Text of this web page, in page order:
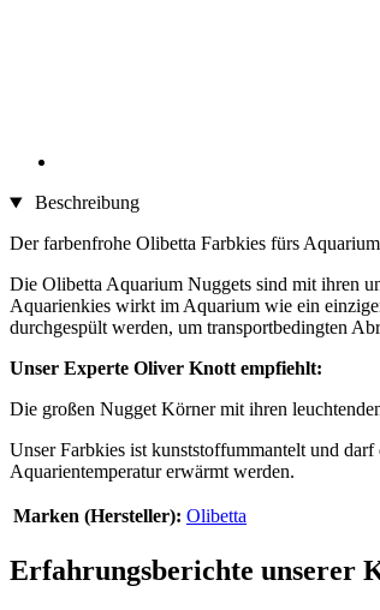
Beschreibung
Der farbenfrohe Olibetta Farbkies fürs
Die Olibetta Aquarium Nuggets sind mit ihren
Aquarienkies wirkt im Aquarium wie ein
durchgespült werden, um transportbedingten
Unser Experte Oliver Knott empfiehlt:
Die großen Nugget Körner mit ihren
Unser Farbkies ist kunststoffummantelt und
Aquarientemperatur erwärmt werden.
Marken (Hersteller): Olibetta
Erfahrungsberichte unserer